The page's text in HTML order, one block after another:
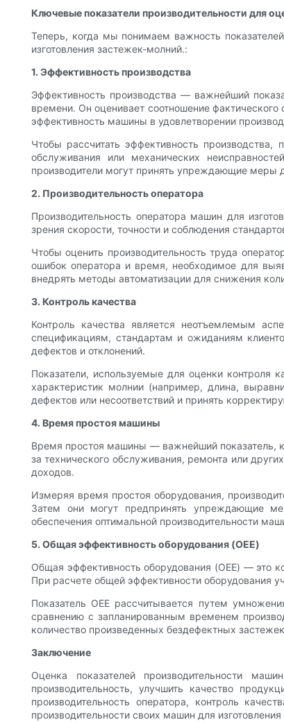
Ключевые показатели производительности для
Теперь, когда мы понимаем важность
изготовления застежек-молний.:
1. Эффективность производства
Эффективность производства — важнейший
времени. Он оценивает соотношение
эффективность машины в удовлетворении
Чтобы рассчитать эффективность
обслуживания или механических
производители могут принять упреждающие меры
2. Производительность оператора
Производительность оператора машин для
зрения скорости, точности и соблюдения
Чтобы оценить производительность труда
ошибок оператора и время, необходимое для
внедрять методы автоматизации для снижения
3. Контроль качества
Контроль качества является неотъемлемым
спецификациям, стандартам и ожиданиям
дефектов и отклонений.
Показатели, используемые для оценки контроля
характеристик молнии (например, длина,
дефектов или несоответствий и принять
4. Время простоя машины
Время простоя машины — важнейший показатель,
за технического обслуживания, ремонта или
доходов.
Измеряя время простоя оборудования,
Затем они могут предпринять упреждающие
обеспечения оптимальной производительности
5. Общая эффективность оборудования (OEE)
Общая эффективность оборудования (OEE) — это
При расчете общей эффективности оборудования
Показатель OEE рассчитывается путем
сравнению с запланированным временем
количество произведенных бездефектных
Заключение
Оценка показателей производительности
производительность, улучшить качество
производительность оператора, контроль
производительности своих машин для